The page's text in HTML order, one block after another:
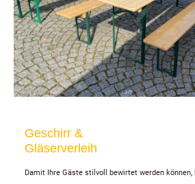
Geschirr &
Gläserverleih
Damit Ihre Gäste stilvoll bewirtet werden können,